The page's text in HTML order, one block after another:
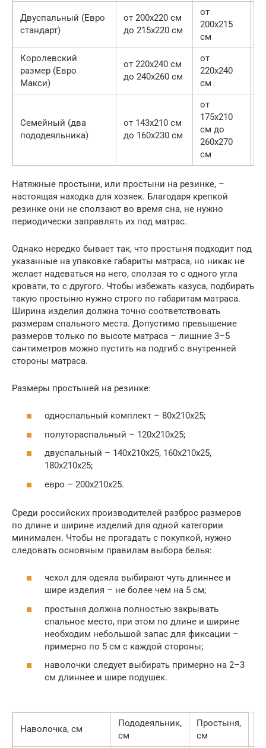
Двуспальный (Евро
стандарт)
от 200х220 см
до 215х220 см
от
200х215
см
Королевский
размер (Евро
Макси)
от 220х240 см
до 240х260 см
от
220х240
см
Семейный (два
пододеяльника)
от 143х210 см
до 160х230 см
от
175х210
см до
260х270
см
Натяжные простыни, или простыни на резинке, –
настоящая находка для хозяек. Благодаря крепкой
резинке они не сползают во время сна, не нужно
периодически заправлять их под матрас.
Однако нередко бывает так, что простыня подходит под
указанные на упаковке габариты матраса, но никак не
желает надеваться на него, сползая то с одного угла
кровати, то с другого. Чтобы избежать казуса, подбирать
такую простыню нужно строго по габаритам матраса.
Ширина изделия должна точно соответствовать
размерам спального места. Допустимо превышение
размеров только по высоте матраса – лишние 3–5
сантиметров можно пустить на подгиб с внутренней
стороны матраса.
Размеры простыней на резинке:
односпальный комплект – 80х210х25;
полутораспальный – 120х210х25;
двуспальный – 140х210х25, 160х210х25,
180х210х25;
евро – 200х210х25.
Среди российских производителей разброс размеров
по длине и ширине изделий для одной категории
минимален. Чтобы не прогадать с покупкой, нужно
следовать основным правилам выбора белья:
чехол для одеяла выбирают чуть длиннее и
шире изделия – не более чем на 5 см;
простыня должна полностью закрывать
спальное место, при этом по длине и ширине
необходим небольшой запас для фиксации –
примерно по 5 см с каждой стороны;
наволочки следует выбирать примерно на 2–3
см длиннее и шире подушек.
Наволочка, см
Пододеяльник,
см
Простыня,
см